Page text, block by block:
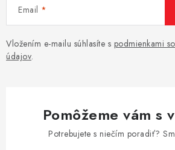
Email
Vložením e-mailu súhlasíte s podmienkami
údajov.
Pomôžeme vám s
Potrebujete s niečím poradiť?